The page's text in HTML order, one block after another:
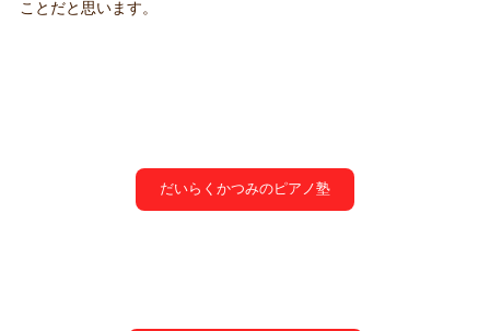
ことだと思います。
だいらくかつみのピアノ塾